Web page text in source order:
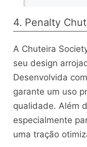
4. Penalty
A Chuteira
seu design
Desenvolvida
garante um uso
qualidade. Além
especialmente
uma tração